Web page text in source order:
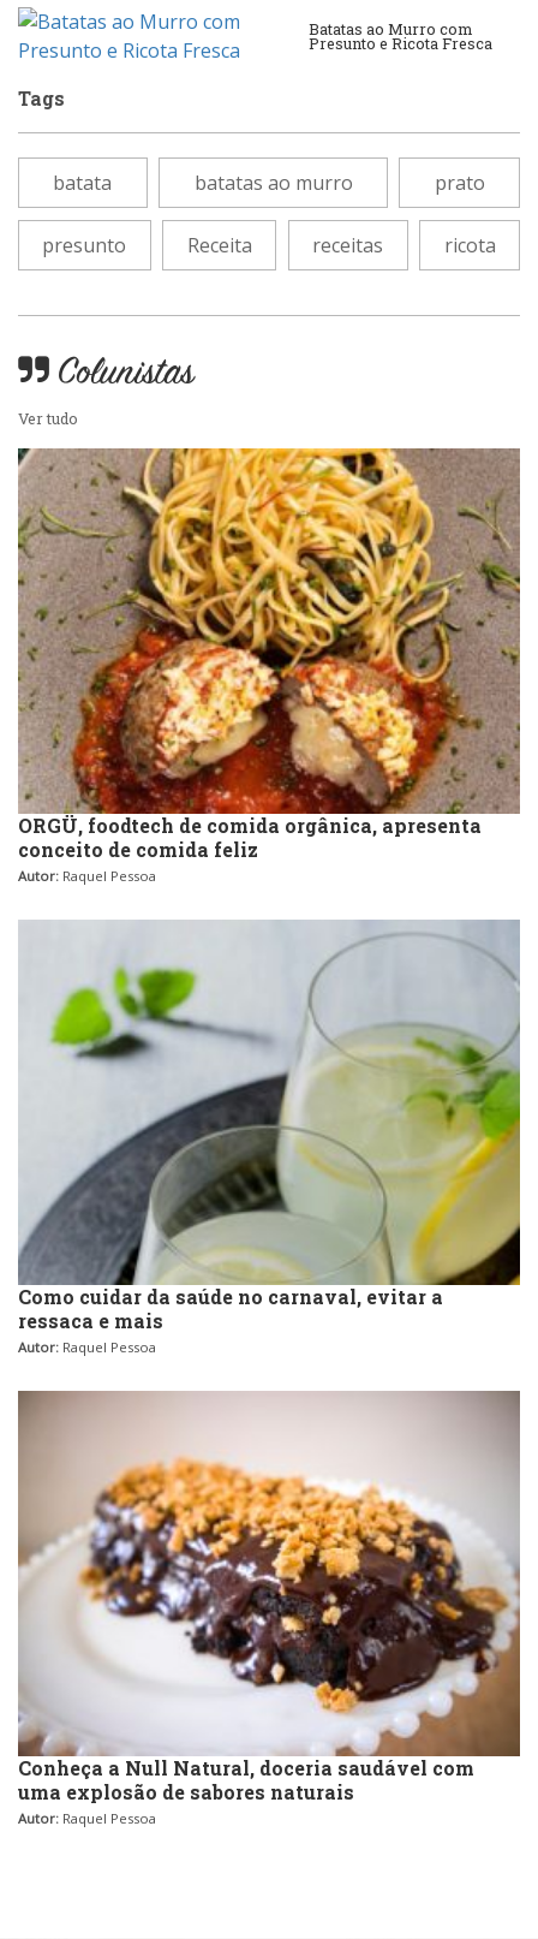
Portuguesa
Sobremesas e sorvetes
Pizzarias
Sobremesas e sorvetes
Variados
Batatas ao Murro com
Presunto e Ricota Fresca
Tags
batata batatas ao murro prato
presunto Receita receitas ricota
Colunistas
Ver tudo
ORGÜ, foodtech de comida orgânica, apresenta
conceito de comida feliz
Autor: Raquel Pessoa
Como cuidar da saúde no carnaval, evitar a
ressaca e mais
Autor: Raquel Pessoa
Conheça a Null Natural, doceria saudável com
uma explosão de sabores naturais
Autor: Raquel Pessoa